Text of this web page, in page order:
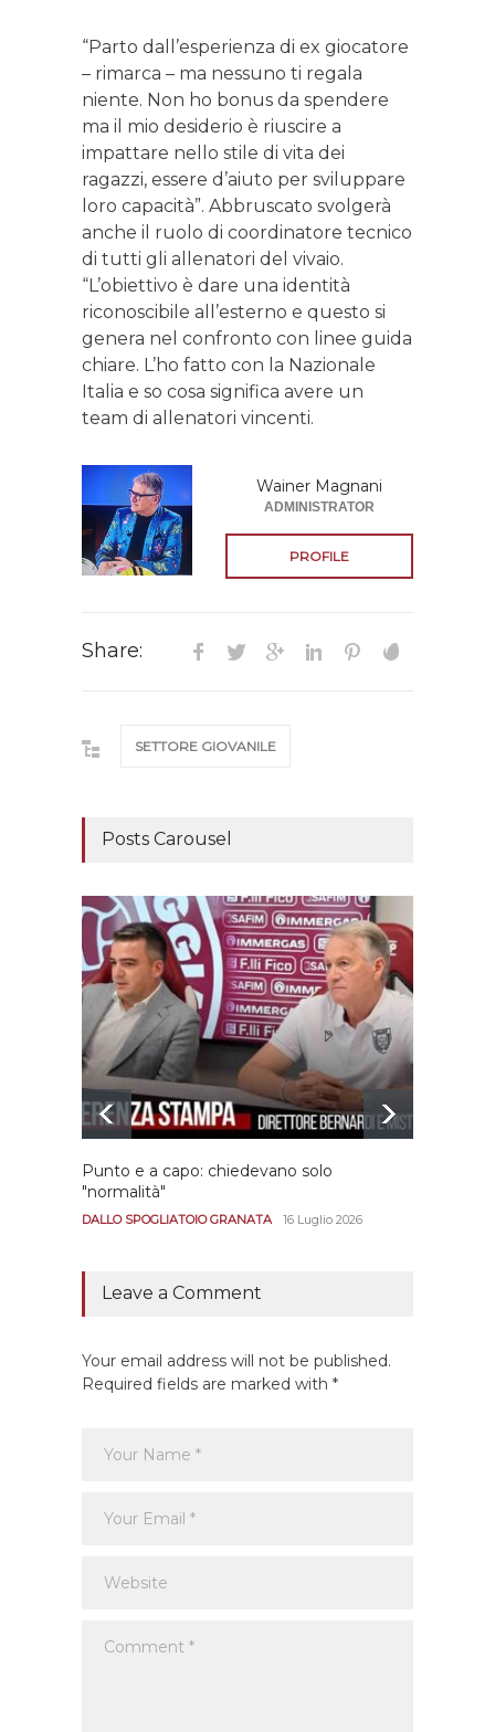
“Parto dall’esperienza di ex giocatore
– rimarca – ma nessuno ti regala
niente. Non ho bonus da spendere
ma il mio desiderio è riuscire a
impattare nello stile di vita dei
ragazzi, essere d’aiuto per sviluppare
loro capacità”. Abbruscato svolgerà
anche il ruolo di coordinatore tecnico
di tutti gli allenatori del vivaio.
“L’obiettivo è dare una identità
riconoscibile all’esterno e questo si
genera nel confronto con linee guida
chiare. L’ho fatto con la Nazionale
Italia e so cosa significa avere un
team di allenatori vincenti.
Wainer Magnani
ADMINISTRATOR
PROFILE
Share:
SETTORE GIOVANILE
Posts Carousel
Punto e a capo: chiedevano solo
"normalità"
DALLO SPOGLIATOIO GRANATA 16 Luglio 2026
Leave a Comment
Your email address will not be published.
Required fields are marked with *